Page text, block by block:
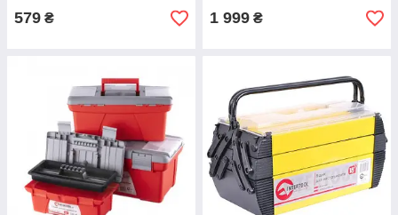
579 ₴ 1 999 ₴